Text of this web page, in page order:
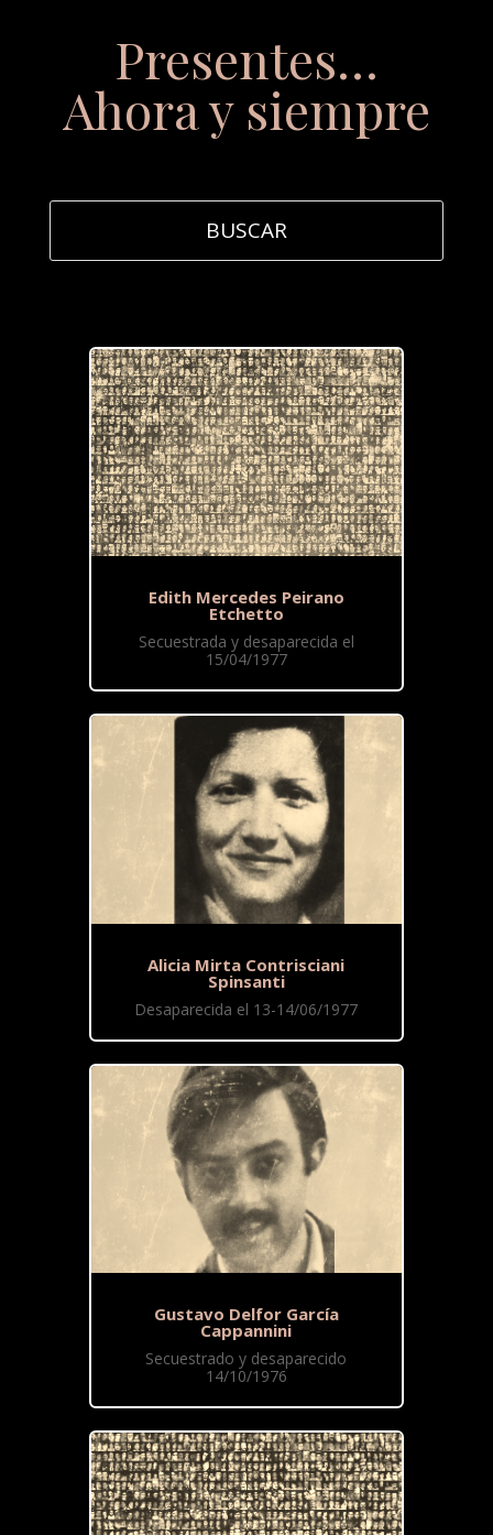
Presentes…
Ahora y siempre
Edith Mercedes Peirano
Etchetto
Secuestrada y desaparecida el
15/04/1977
Alicia Mirta Contrisciani
Spinsanti
Desaparecida el 13-14/06/1977
Gustavo Delfor García
Cappannini
Secuestrado y desaparecido
14/10/1976